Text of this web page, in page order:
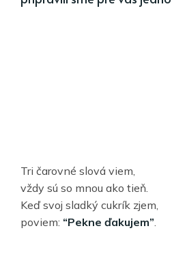
Tri čarovné slová viem,
vždy sú so mnou ako tieň.
Keď svoj sladký cukrík zjem,
poviem: “Pekne ďakujem”.